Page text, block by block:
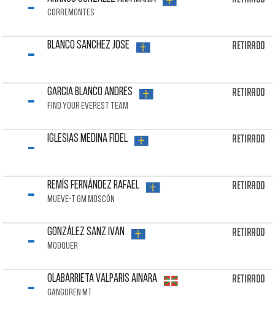
- CORREMONTES
- BLANCO SANCHEZ Jose Retirado
- GARCIA BLANCO Andres
FIND YOUR EVEREST TEAM
Retirado
- IGLESIAS MEDINA Fidel Retirado
- REMÍS FERNÁNDEZ Rafael
MUEVE-T GM MOSCÓN
Retirado
- GONZÁLEZ SANZ Ivan
MOOQUER
Retirado
- OLABARRIETA VALPARIS Ainara
GANGUREN MT
Retirado